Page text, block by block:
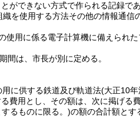
ができない方式で作られる記録で
を使用する方法その他の情報通信
用に係る電子計算機に備えられ
間は、市長が別に定める。
に供する鉄道及び軌道法(大正10
費用とし、その額は、次に掲げる
るものに限る。)の額の合計額とす